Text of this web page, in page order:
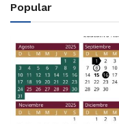
Popular